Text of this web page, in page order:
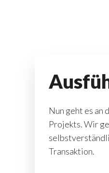
Nun geht es an
Projekts. Wir
Transaktion.